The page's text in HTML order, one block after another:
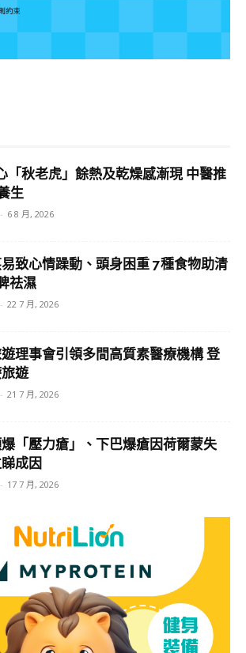
「秋老虎」餘熱及乾燥感漸現 中醫推
生
- 6 8 月, 2026
致心情躁動、頭身困重 7種食物助清
祛濕
- 22 7 月, 2026
理事會引領多間高質素醫療機構 登
遊
- 21 7 月, 2026
「壓力瘡」、下巴爆瘡因荷爾蒙失
成因
- 17 7 月, 2026